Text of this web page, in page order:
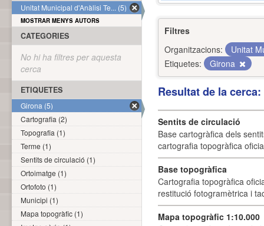
Filtres
Organitzacions:
Unitat
Etiquetes:
Girona
Resultat de la
Sentits de circulació
Base cartogràfica dels
cartografia topogràfica
Base topogràfica
Cartografia topogràfica
restitució fotogramètrica i
Mapa topogràfic 1:10.000
Unitat Municipal d'Anàlisi Te... (5)
MOSTRAR MENYS AUTORS
CATEGORIES
No hi ha filtres per aquesta
cerca
ETIQUETES
Girona (5)
Cartografia (2)
Topografia (1)
Terme (1)
Sentits de circulació (1)
Ortoimatge (1)
Ortofoto (1)
Municipi (1)
Mapa topogràfic (1)